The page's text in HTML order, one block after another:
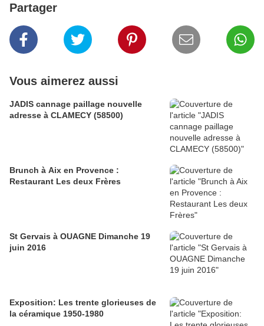
Partager
Vous aimerez aussi
JADIS cannage paillage nouvelle
adresse à CLAMECY (58500)
Brunch à Aix en Provence :
Restaurant Les deux Frères
St Gervais à OUAGNE Dimanche 19
juin 2016
Exposition: Les trente glorieuses de
la céramique 1950-1980